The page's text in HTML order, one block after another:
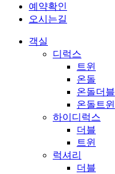
예약확인
오시는길
객실
디럭스
트윈
온돌
온돌더블
온돌트윈
하이디럭스
더블
트윈
럭셔리
더블